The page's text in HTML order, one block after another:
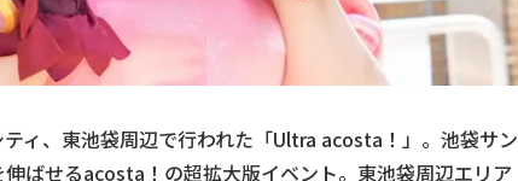
ィ、東池袋周辺で行われた「Ultra acosta！」。池袋サン
ばせるacosta！の超拡大版イベント。東池袋周辺エリア